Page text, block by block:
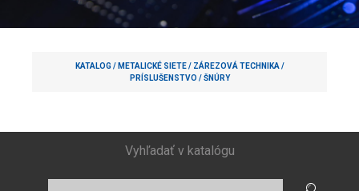
KATALOG / METALICKÉ SIETE/ ZÁREZOVÁ TECHNIKA/
PRÍSLUŠENSTVO /ŠNÚRY
Vyhľadať v katalógu